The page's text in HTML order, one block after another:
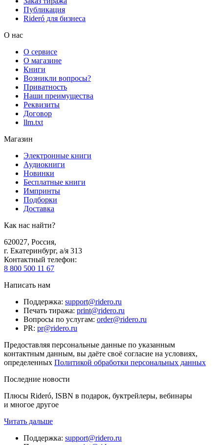
Публикация
Rideró для бизнеса
О нас
О сервисе
О магазине
Книги
Возникли вопросы?
Приватность
Наши преимущества
Реквизиты
Договор
llm.txt
Магазин
Электронные книги
Аудиокниги
Новинки
Бесплатные книги
Импринты
Подборки
Доставка
Как нас найти?
620027, Россия,
г. Екатеринбург, а/я 313
Контактный телефон:
8 800 500 11 67
Написать нам
Поддержка: support@ridero.ru
Печать тиража: print@ridero.ru
Вопросы по услугам: order@ridero.ru
PR: pr@ridero.ru
Предоставляя персональные данные по указанным
контактным данным, вы даёте своё согласие на условиях,
определенных Политикой обработки персональных данных
Последние новости
Плюсы Rideró, ISBN в подарок, буктрейлеры, вебинары
и многое другое
Читать дальше
Поддержка: support@ridero.ru